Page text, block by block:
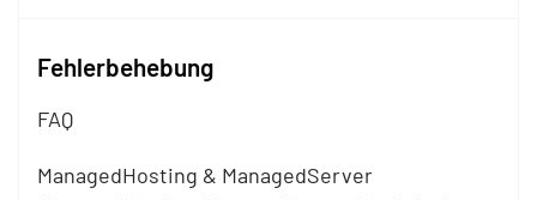
Fehlerbehebung
FAQ
ManagedHosting & ManagedServer